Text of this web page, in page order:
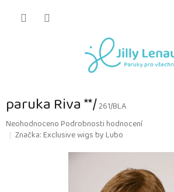
paruka Riva **/261/BLA
Průměrné
hodnocení
NeohodnocenoPodrobnosti hodnocení
Značka:Exclusive wigs by Lubo